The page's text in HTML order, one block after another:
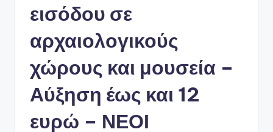
εισόδου σε
αρχαιολογικούς
χώρους και μουσεία –
Αύξηση έως και 12
ευρώ – ΝΕΟΙ